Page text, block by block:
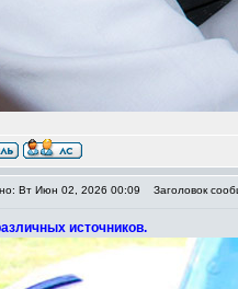
Вт Июн 02, 2026 00:09 Заголовок
источников.